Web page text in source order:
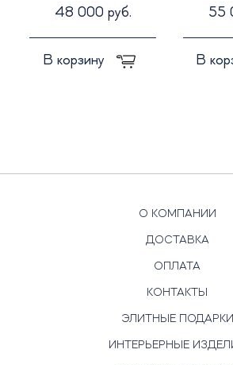
48 000 руб.
В корзину
55
В
О КОМПАНИИ
ДОСТАВКА
ОПЛАТА
КОНТАКТЫ
ЭЛИТНЫЕ ПОДАРКИ
ИНТЕРЬЕРНЫЕ